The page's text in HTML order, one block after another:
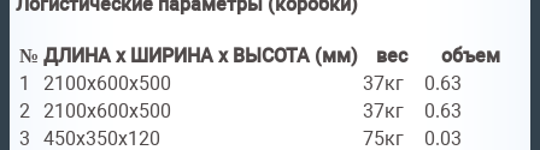
№ ДЛИНА x ШИРИНА x ВЫСОТА (мм) вес
объем
1
2100x600x500 37кг
0.63
2
2100x600x500 37кг
0.63
3
450x350x120 75кг
0.03